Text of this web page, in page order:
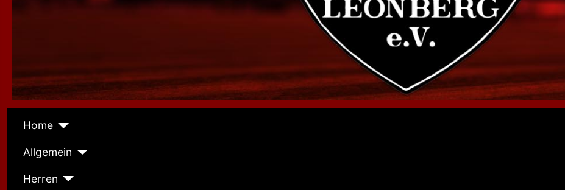
Home
Allgemein
Herren